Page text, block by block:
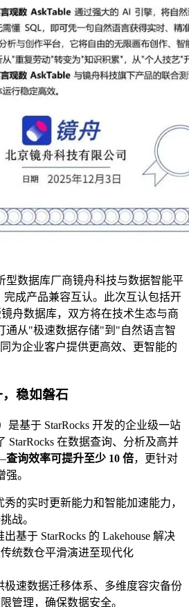
型数据库厂商镜舟科技与数据智能平
完成产品兼容互认。此次互认包括开
镜舟数据库，双方将在技术生态与商
通从"极速数据存储"到"自然语言智
为企业客户提供更高效、更智能的
稳如磐石
是基于 StarRocks 开发的企业级一站
StarRocks 在数据查询、分析及高并
查询效率可提升至少 10 倍，更针对
。
秀的实时更新能力和智能加速能力，
战。
出基于 StarRocks 的 Lakehouse 解决
统数仓平滑演进至现代化
极速数据迁移体系、多维度容灾备份
管理，确保数据安全。